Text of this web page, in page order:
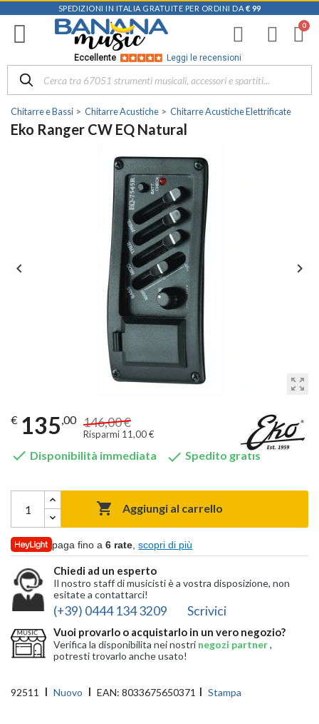
SPEDIZIONI IN ITALIA GRATUITE PER ORDINI DA € 99
Eccellente Leggi le recensioni
Chitarre e Bassi Chitarre Acustiche Chitarre Acustiche Elettrificate
Eko Ranger CW EQ Natural
zoom_out_map
 
€ 135,00 146,00 €
Risparmi 11,00 €
 Disponibilità immediata  Spedito gratis
 Aggiungi al carrello
paga fino a6 rate ,scopri di più
Chiedi ad un esperto
Il nostro staff di musicisti è a vostra disposizione, non
esitate a contattarci!
(+39) 0444 134 3209 Scrivici
Vuoi provarlo o acquistarlo in un vero negozio?
Verifica la disponibilita nei nostri negozi partner,
potresti trovarlo anche usato!
92511 Nuovo EAN: 8033675650371 Stampa